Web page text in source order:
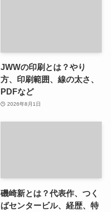
JWWの印刷とは？やり
方、印刷範囲、線の太さ、
PDFなど
2026年8月1日
磯崎新とは？代表作、つく
ばセンタービル、経歴、特